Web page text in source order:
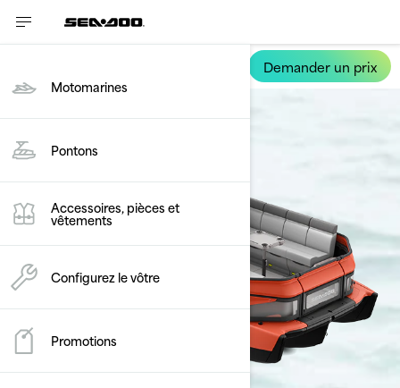
Motomarines
Pontons
Accessoires, pièces et
vêtements
Configurez le vôtre
Promotions
Demander un prix